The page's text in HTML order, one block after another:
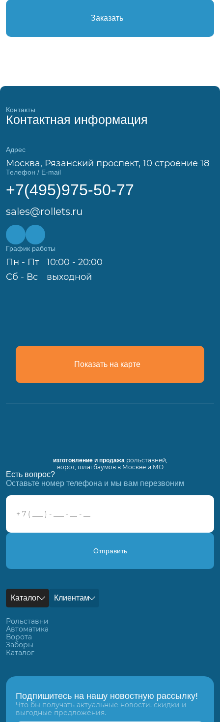
Заказать
Контакты
Контактная информация
Адрес
Москва, Рязанский проспект, 10 строение 18
Телефон / E-mail
+7(495)975-50-77
sales@rollets.ru
График работы
Пн - Пт
10:00 - 20:00
Сб - Вс
выходной
Показать на карте
изготовление и продажарольставней,
ворот, шлагбаумов в Москве и МО
Есть вопрос?
Оставьте номер телефона и мы вам перезвоним
Отправить
Каталог Клиентам
Рольставни
Автоматика
Ворота
Заборы
Каталог
Подпишитесь на нашу новостную рассылку!
Что бы получать актуальные новости, скидки и
выгодные предложения.